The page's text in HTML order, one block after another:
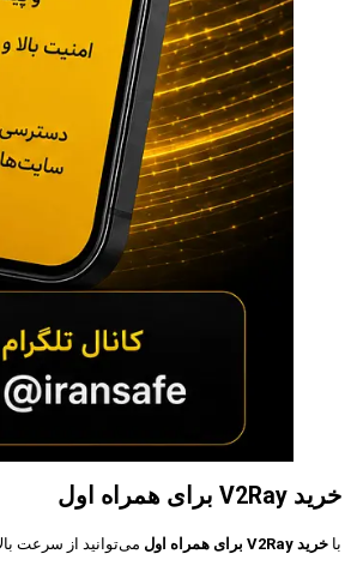
خرید V2Ray برای همراه اول
با خرید V2Ray برای همراه اول می‌توانید از سرعت